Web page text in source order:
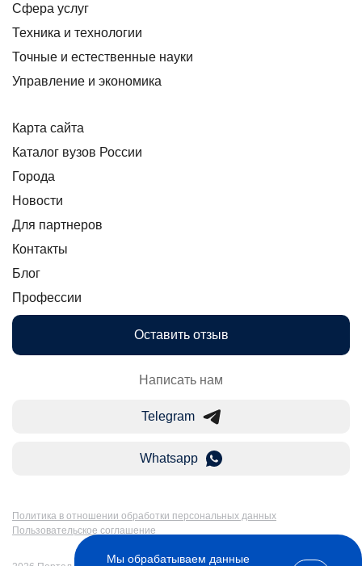
Сфера услуг
Техника и технологии
Точные и естественные науки
Управление и экономика
Карта сайта
Каталог вузов России
Города
Новости
Для партнеров
Контакты
Блог
Профессии
Оставить отзыв
Написать нам
Telegram
Whatsapp
Политика в отношении обработки персональных данных
Пользовательское соглашение
Мы обрабатываем данные